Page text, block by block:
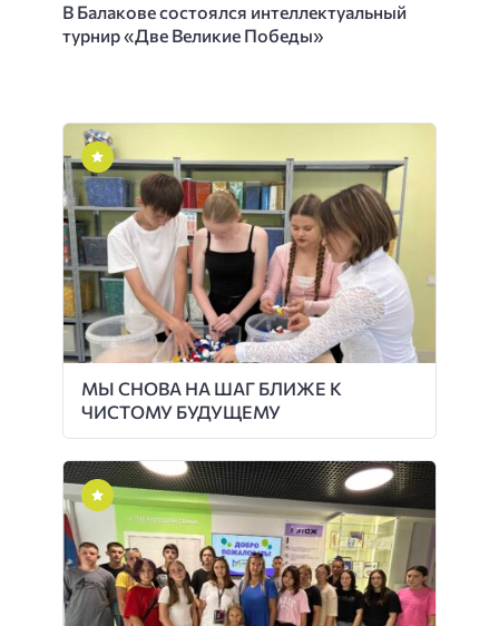
В Балакове состоялся интеллектуальный
турнир «Две Великие Победы»
МЫ СНОВА НА ШАГ БЛИЖЕ К
ЧИСТОМУ БУДУЩЕМУ